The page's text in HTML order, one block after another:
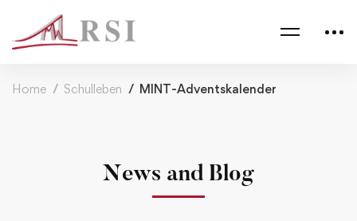
Home Schulleben MINT-Adventskalender
News and Blog